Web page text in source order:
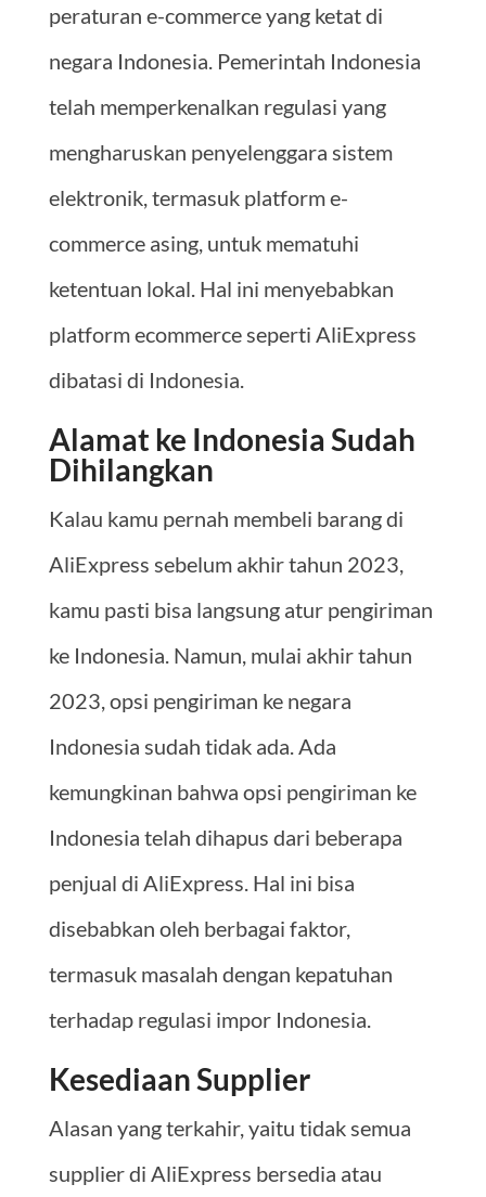
peraturan e-commerce yang ketat di
negara Indonesia. Pemerintah Indonesia
telah memperkenalkan regulasi yang
mengharuskan penyelenggara sistem
elektronik, termasuk platform e-
commerce asing, untuk mematuhi
ketentuan lokal. Hal ini menyebabkan
platform ecommerce seperti AliExpress
dibatasi di Indonesia.
Alamat ke Indonesia Sudah
Dihilangkan
Kalau kamu pernah membeli barang di
AliExpress sebelum akhir tahun 2023,
kamu pasti bisa langsung atur pengiriman
ke Indonesia. Namun, mulai akhir tahun
2023, opsi pengiriman ke negara
Indonesia sudah tidak ada. Ada
kemungkinan bahwa opsi pengiriman ke
Indonesia telah dihapus dari beberapa
penjual di AliExpress. Hal ini bisa
disebabkan oleh berbagai faktor,
termasuk masalah dengan kepatuhan
terhadap regulasi impor Indonesia.
Kesediaan Supplier
Alasan yang terkahir, yaitu tidak semua
supplier di AliExpress bersedia atau